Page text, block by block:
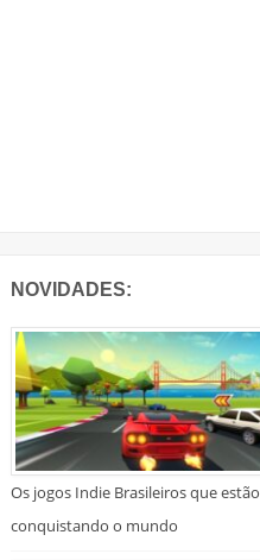
NOVIDADES:
Os jogos Indie Brasileiros que estão
conquistando o mundo